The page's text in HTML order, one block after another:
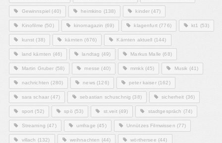
Gewinnspiel (40) heimkino (138) kinder (47)
Kinofilme (50) kinomagazin (69) klagenfurt(776) kt1 (53)
kunst (38) kärnten (676) Kärnten aktuell (144)
land kärnten (46) landtag (49) Markus Malle (68)
Martin Gruber (58) messe (40) mmkk(45) Musik (41)
nachrichten (280) news(126) peter kaiser(162)
sara schaar (47) sebastian schuschnig (38) sicherheit (36)
sport (52) spö (53) st.veit(49) stadtgespräch (74)
Streaming (47) umfrage (45) Unnützes Filmwissen (77)
villach (132) weihnachten (44) wörthersee (44)